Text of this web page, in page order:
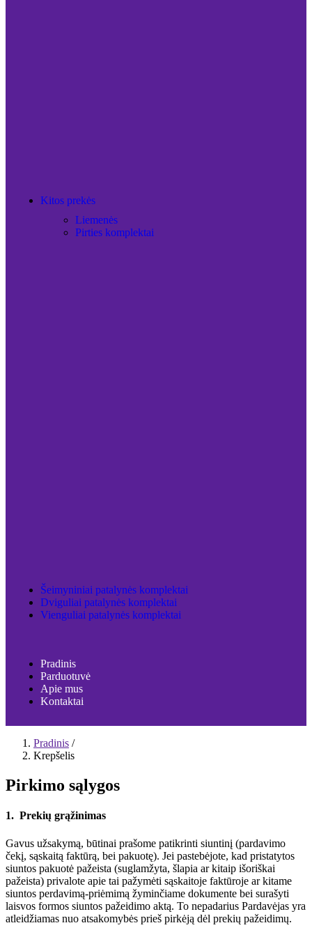
Kitos prekės
Liemenės
Pirties komplektai
Šeimyniniai patalynės komplektai
Dviguliai patalynės komplektai
Vienguliai patalynės komplektai
Pradinis
Parduotuvė
Apie mus
Kontaktai
Pradinis /
Krepšelis
Pirkimo sąlygos
1. Prekių grąžinimas
Gavus užsakymą, būtinai prašome patikrinti siuntinį (pardavimo
čekį, sąskaitą faktūrą, bei pakuotę). Jei pastebėjote, kad pristatytos
siuntos pakuotė pažeista (suglamžyta, šlapia ar kitaip išoriškai
pažeista) privalote apie tai pažymėti sąskaitoje faktūroje ar kitame
siuntos perdavimą-priėmimą žyminčiame dokumente bei surašyti
laisvos formos siuntos pažeidimo aktą. To nepadarius Pardavėjas yra
atleidžiamas nuo atsakomybės prieš pirkėją dėl prekių pažeidimų.